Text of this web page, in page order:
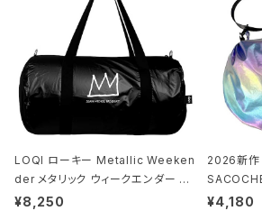
LOQI ローキー Metallic Weeken
der メタリック ウィークエンダー ボ
ストンバッグ ショルダーバッグ JEAN
¥8,250
2026新作
ミエ-B シ
¥4,180